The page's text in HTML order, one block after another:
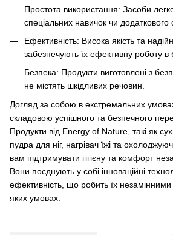
Простота використання: Засоби
спеціальних навичок чи
Ефективність: Висока якість та
забезпечують їх ефективну роботу в
Безпека: Продукти виготовлені з
не містять шкідливих речовин.
Догляд за собою в екстремальних
складовою успішного та безпечного
Продукти від Energy of Nature, такі як
пудра для ніг, нагрівач їжі та
вам підтримувати гігієну та комфорт
Вони поєднують у собі інноваційні
ефективність, що робить їх
яких умовах.